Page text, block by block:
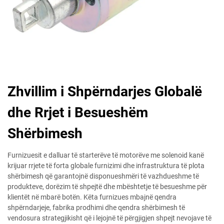
Zhvillim i Shpërndarjes Globalë
dhe Rrjet i Besueshëm
Shërbimesh
Furnizuesit e dalluar të starterëve të motorëve me solenoid kanë
krijuar rrjete të forta globale furnizimi dhe infrastruktura të plota
shërbimesh që garantojnë disponueshmëri të vazhdueshme të
produkteve, dorëzim të shpejtë dhe mbështetje të besueshme për
klientët në mbarë botën. Këta furnizues mbajnë qendra
shpërndarjeje, fabrika prodhimi dhe qendra shërbimesh të
vendosura strategjikisht që i lejojnë të përgjigjen shpejt nevojave të